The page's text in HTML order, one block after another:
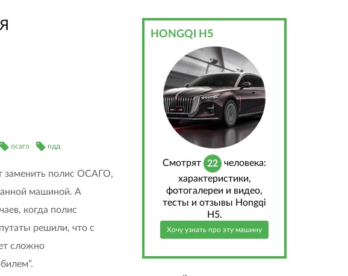
осаго пдд
заменить полис ОСАГО,
машиной. А
когда полис
решили, что с
сложно
HONGQI H5
Cмотрят 22
человека:
характеристики,
фотогалереи и видео,
тесты и отзывы Hongqi
H5.
Хочу узнать про эту машину